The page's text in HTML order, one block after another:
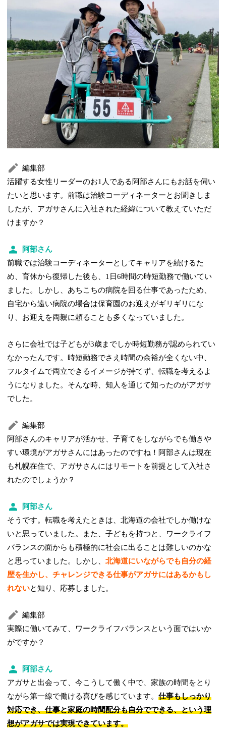
編集部
活躍する女性リーダーのお1人である阿部さんにもお話を伺い
たいと思います。前職は治験コーディネーターとお聞きしま
したが、アガサさんに入社された経緯について教えていただ
けますか？
阿部さん
前職では治験コーディネーターとしてキャリアを続けるた
め、育休から復帰した後も、1日6時間の時短勤務で働いてい
ました。しかし、あちこちの病院を回る仕事であったため、
自宅から遠い病院の場合は保育園のお迎えがギリギリにな
り、お迎えを両親に頼ることも多くなっていました。
さらに会社では子どもが3歳までしか時短勤務が認められてい
なかったんです。時短勤務でさえ時間の余裕が全くない中、
フルタイムで両立できるイメージが持てず、転職を考えるよ
うになりました。そんな時、知人を通じて知ったのがアガサ
でした。
編集部
阿部さんのキャリアが活かせ、子育てをしながらでも働きや
すい環境がアガサさんにはあったのですね！阿部さんは現在
も札幌在住で、アガサさんにはリモートを前提として入社さ
れたのでしょうか？
阿部さん
そうです。転職を考えたときは、北海道の会社でしか働けな
いと思っていました。また、子どもを持つと、ワークライフ
バランスの面からも積極的に社会に出ることは難しいのかな
と思っていました。しかし、北海道にいながらでも自分の経
歴を生かし、チャレンジできる仕事がアガサにはあるかもし
れないと知り、応募しました。
編集部
実際に働いてみて、ワークライフバランスという面ではいか
がですか？
阿部さん
アガサと出会って、今こうして働く中で、家族の時間をとり
ながら第一線で働ける喜びを感じています。仕事もしっかり
対応でき、仕事と家庭の時間配分も自分でできる、という理
想がアガサでは実現できています。